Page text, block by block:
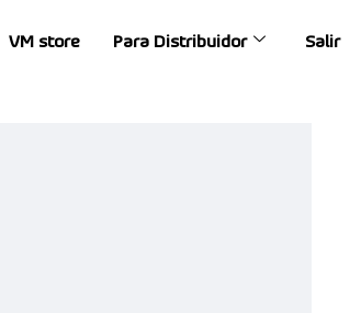
VM store Para Distribuidor Salir